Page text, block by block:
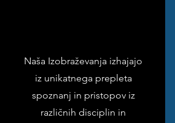
Naša Izobraževanja izhajajo
iz unikatnega prepleta
spoznanj in pristopov iz
različnih disciplin in